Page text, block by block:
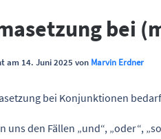
bei
am 14. Juni 2025 von Marvin Erdner
bei Konjunktionen
uns den Fällen „und“, „oder“,